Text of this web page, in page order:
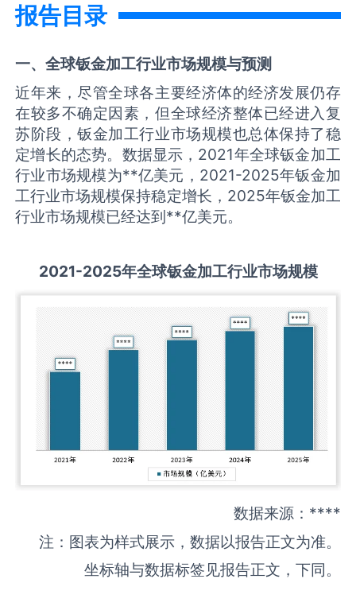
报告目录
一、全球钣金加工行业市场规模与预测
近年来，尽管全球各主要经济体的经济发展仍存
在较多不确定因素，但全球经济整体已经进入复
苏阶段，钣金加工行业市场规模也总体保持了稳
定增长的态势。数据显示，2021年全球钣金加工
行业市场规模为**亿美元，2021-2025年钣金加
工行业市场规模保持稳定增长，2025年钣金加工
行业市场规模已经达到**亿美元。
2021-2025年全球钣金加工行业市场规模
数据来源：****
注：图表为样式展示，数据以报告正文为准。
坐标轴与数据标签见报告正文，下同。